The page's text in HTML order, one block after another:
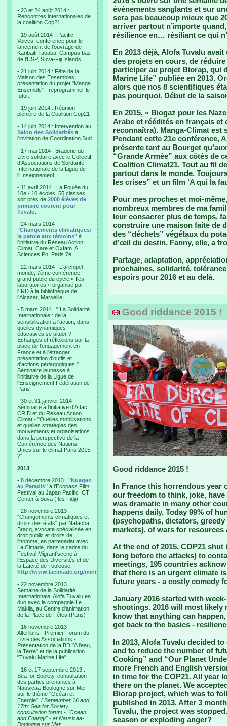
- 23 et 24 août 2014 :
Rencontres internationales de
la coalition Cop21
- 19 août 2014 : Pacific
Voices, conférence pour le
lancement de l'ouvrage de
Karibaiti Taoaba, Campus bas
de l'USP, Suva-Fiji Islands
- 21 juin 2014 : Fête de la
Maison des Ensembles,
présentation du projet "Manga
Ensemble" - reprogrammer le
futur.
- 19 juin 2014 : Réunion
plénière de la Coalition Cop21
- 14 juin 2014 : Intervention au
Salon des Solidarités à
l'invitation de Coordination Sud
- 17 mai 2014 : Braderie du
Livre solidaire avec le Collectif
d'Associations de Solidarité
Internationale de la Ligue de
l'Enseignement.
- 11 avril 2014 : La Foulée du
10e - 10 écoles, 55 classes,
soit près de 2000 élèves de
primaire courent pour
Tuvalu
- 24 mars 2014 :
"Changements climatiques:
la parole aux témoins" à
l'initiative du Réseau Action
Climat, Care et Oxfam. A
Sciences Po, Paris 7è
- 22 mars 2014 : L'archipel
monde, 7ème conférence
grand public du cycle « Iles
laboratoires » organisé par
l'IRD à la bibliothèque de
l’Alcazar, Marseille
- 5 mars 2014 : " La Solidarité
Internationale : de la
sensibilisation à l'action, dans
quelles dynamiques
éducatives se situer ?
Echanges et réflexions sur la
place de l'engagement en
France et à l'étranger ;
présentation d'outils et
d'actions pédagogiques ".
Séminaire jeunesse à
l'initiative de la Ligue de
l'Enseignement Fédération de
Paris
- 30 et 31 janvier 2014 :
Séminaire à l'initiative d'Attac,
CRID et du Réseau Action
Climat - "Quelles mobilisations
et quelles stratégies des
mouvements et organisations
dans la perspective de la
Conférence des Nations-
Unies sur le climat Paris 2015
?"
2013
- 8 décembre 2013 : "Nuages
au Paradis" à l'Ecopass Film
Festival au Japan Pacific ICT
Center à Suva (Iles Fidji)
- 28 novembre 2013 :
"Changements climatiques et
droits des états" par Natacha
Bracq, avocate spécialisée en
droit public et droits de
l'homme, en partenariat avec
La Cimade, dans le cadre du
Festival Migrant'scène à
l'Espace des Diversités et de
la Laïcité de Toulouse.
http://www.lacimade.org/minisites/migrantscene
- 22 novembre 2013 :
Semaine de la Solidarité
Internationale, Alofa Tuvalu en
duo avec la compagnie Le
Makila, au Centre d'animation
de la Place de Fêtes (Paris)
- 16 novembre 2013 :
Alterlibris - Premier Forum du
Livre des Associations -
Présentation de la BD "A l'eau,
la Terre" et de la publication
"Tuvalu Marine Life".
- 16 et 17 septembre 2013 :
Sea for Society, consultation
des parties prenantes à
Nausicaa-Boulogne sur Mer
sur le thème "Océan et
Energie". / September 16 and
17th: Sea for Society
consultation forum - "Ocean
and Energy" - at Nausicaa-
Boulogne sur Mer.
évènements sanglants et sur
sera pas beaucoup mieux que
arriver partout n’importe
résilience en… résiliant ce qui
En 2013 déjà, Alofa Tuvalu
des projets en cours, de
participer au projet Biorap, qui
Marine Life” publiée en 2013.
alors que nos 8 scientifiques
pas pourquoi. Début de la
En 2015, « Biogaz pour les
Arabe et réédités en français et
reconnaîtra). Manga-Climat est
Pendant cette 21e conférence,
présente tant au Bourget
“Grande Armée” aux côtés de
Coalition Climat21. Tout au fil
partout dans le monde.
les crises” et un film ‘A qui la
Pour mes proches et moi-
nombreux membres de ma
leur consacrer plus de temps,
construire une maison faite de
des “déchets” végétaux du
d’œil du destin, Fanny, elle, a
Partage, adaptation,
prochaines, solidarité,
espoirs pour 2016 et au delà.
Good riddance 2015 !
Good riddance 2015 !
In France this horrendous year
our freedom to think, joke,
was dramatic in many other
happens daily. Today 99% of
(psychopaths, dictators,
markets), of wars for
At the end of 2015, COP21
long before the attacks) to
meetings, 195 countries
that there is an urgent climate
future years - a costly comedy
January 2016 started with
shootings. 2016 will most likely
know that anything can
get back to the basics -
In 2013, Alofa Tuvalu decided
and to reduce the number of
Cooking” and “Our Planet
more French and English
in time for the COP21. All year
there on the planet. We
Biorap project, which was to
published in 2013. After 3
Tuvalu, the project was
season or exploding anger?